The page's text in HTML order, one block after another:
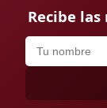
Recibe